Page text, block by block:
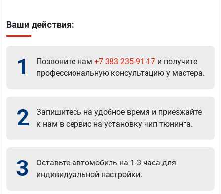
Ваши действия:
1 Позвоните нам +7 383 235-91-17 и получите
профессиональную консультацию у мастера.
2
Запишитесь на удобное время и приезжайте
к нам в сервис на установку чип тюнинга.
3
Оставьте автомобиль на 1-3 часа для
индивидуальной настройки.